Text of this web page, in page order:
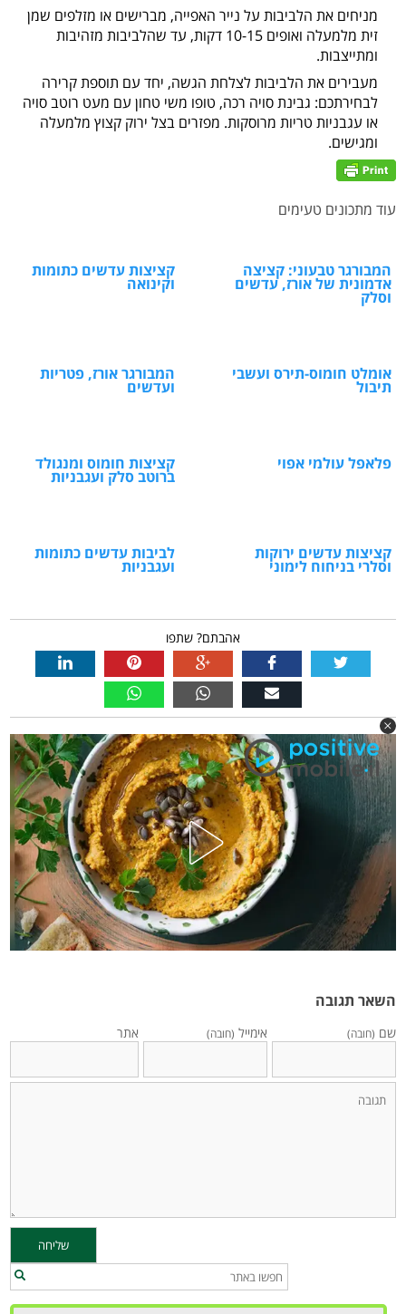
מניחים את הלביבות על נייר האפייה, מברישים או מזלפים שמן
זית מלמעלה ואופים 10-15 דקות, עד שהלביבות מזהיבות
ומתייצבות.
מעבירים את הלביבות לצלחת הגשה, יחד עם תוספת קרירה
לבחירתכם: גבינת סויה רכה, טופו משי טחון עם מעט רוטב סויה
או עגבניות טריות מרוסקות. מפזרים בצל ירוק קצוץ מלמעלה
ומגישים.
עוד מתכונים טעימים
המבורגר טבעוני: קציצה
אדמונית של אורז, עדשים
וסלק
קציצות עדשים כתומות
וקינואה
אומלט חומוס-תירס ועשבי
תיבול
המבורגר אורז, פטריות
ועדשים
פלאפל עולמי אפוי קציצות חומוס ומנגולד
ברוטב סלק ועגבניות
קציצות עדשים ירוקות
וסלרי בניחוח לימוני
לביבות עדשים כתומות
ועגבניות
אהבתם? שתפו
השאר תגובה
שם (חובה) אימייל (חובה) אתר